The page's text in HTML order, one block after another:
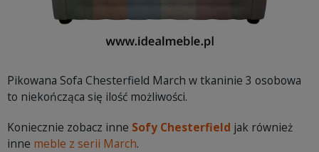
Pikowana Sofa Chesterfield March w tkaninie 3 osobowa
to niekończąca się ilość możliwości.
Koniecznie zobacz inne Sofy Chesterfield jak również
inne meble z serii March.